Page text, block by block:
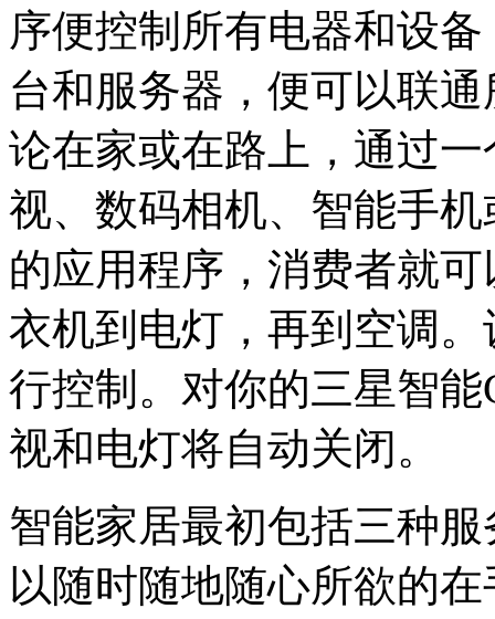
序便控制所有电器和设
台和服务器，便可以联
论在家或在路上，通过
视、数码相机、智能手机
的应用程序，消费者就
衣机到电灯，再到空调
行控制。对你的三星智能
视和电灯将自动关闭。
智能家居最初包括三种
以随时随地随心所欲的